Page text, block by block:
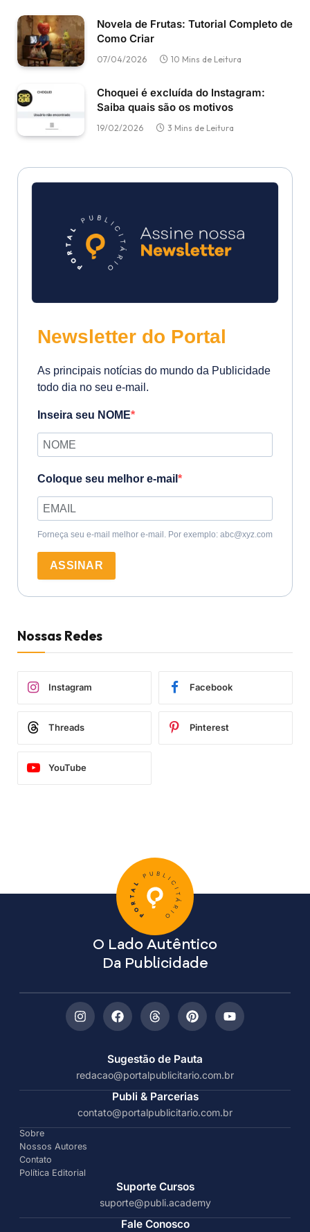
Novela de Frutas: Tutorial Completo de
Como Criar
07/04/2026 10 Mins de Leitura
Choquei é excluída do Instagram:
Saiba quais são os motivos
19/02/2026 3 Mins de Leitura
Newsletter do Portal
As principais notícias do mundo da Publicidade
todo dia no seu e-mail.
Inseira seu NOME
Coloque seu melhor e-mail
Forneça seu e-mail melhor e-mail. Por exemplo: abc@xyz.com
ASSINAR
Nossas Redes
Instagram Facebook
Threads Pinterest
YouTube
Sugestão de Pauta
redacao@portalpublicitario.com.br
Publi & Parcerias
contato@portalpublicitario.com.br
Sobre
Nossos Autores
Contato
Política Editorial
O Lado Autêntico
Da Publicidade
Suporte Cursos
suporte@publi.academy
Fale Conosco